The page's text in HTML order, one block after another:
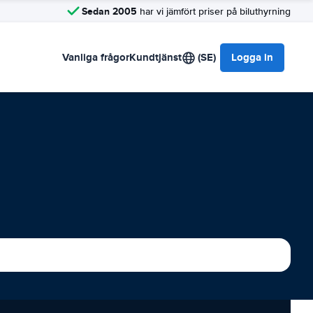
Sedan 2005 har vi jämfört priser på biluthyrning
Vanliga frågorKundtjänst (SE) Logga in